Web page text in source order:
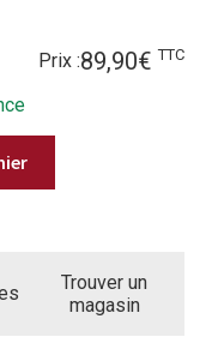
et de retours
Prix :89,90€ TTC
Trouver un
magasin